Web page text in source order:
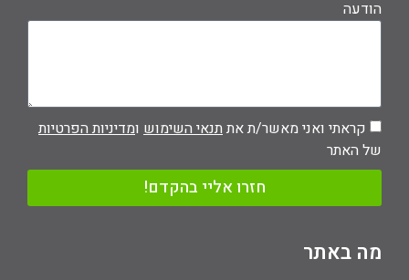
מה באתר
הודעה
קראתי ואני מאשר/ת אתתנאי השימוש ומדיניות הפרטיות
של האתר
חזרו אליי בהקדם!